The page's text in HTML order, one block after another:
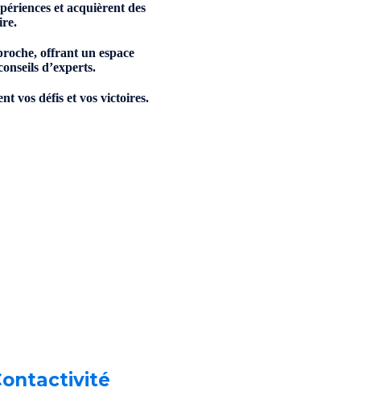
et acquièrent des
offrant un espace
d’experts.
vos défis et vos victoires.